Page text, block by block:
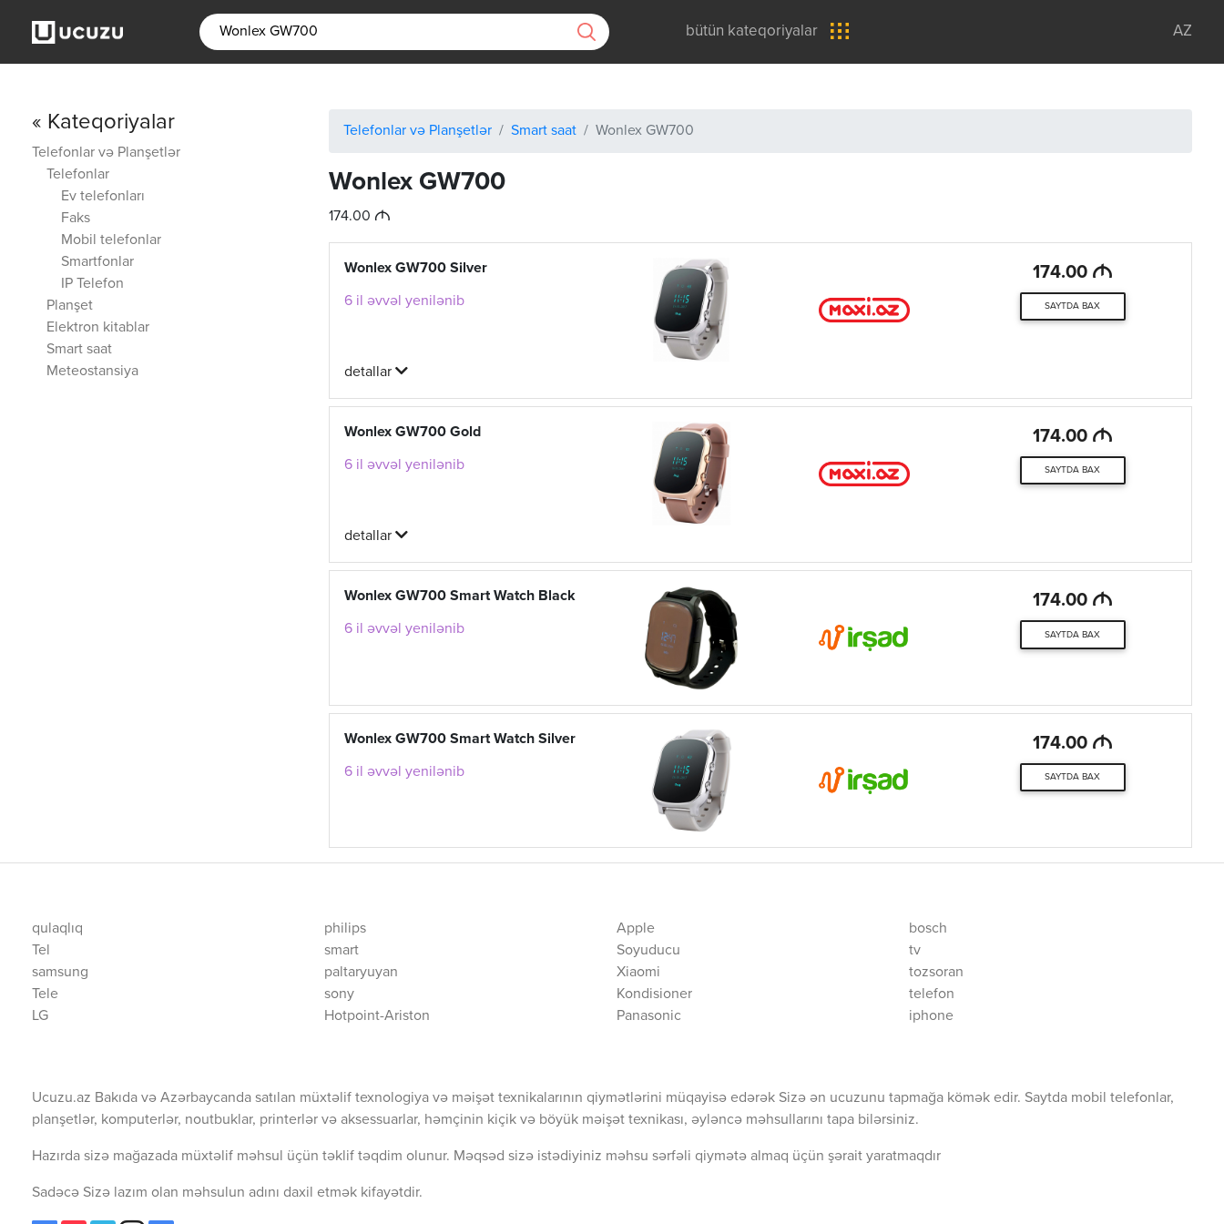
bütün kateqoriyalar AZ
« Kateqoriyalar
Telefonlar və Planşetlər
Telefonlar
Ev telefonları
Faks
Mobil telefonlar
Smartfonlar
IP Telefon
Planşet
Elektron kitablar
Smart saat
Meteostansiya
Telefonlar və Planşetlər Smart saat Wonlex GW700
Wonlex GW700
174.00 M
Wonlex GW700 Silver
6 il əvvəl yenilənib
174.00 M
SAYTDA BAX
detallar
Wonlex GW700 Gold
6 il əvvəl yenilənib
174.00 M
SAYTDA BAX
detallar
Wonlex GW700 Smart Watch Black
6 il əvvəl yenilənib
174.00 M
SAYTDA BAX
Wonlex GW700 Smart Watch Silver
6 il əvvəl yenilənib
174.00 M
SAYTDA BAX
qulaqlıq
Tel
samsung
Tele
LG
philips
smart
paltaryuyan
sony
Hotpoint-Ariston
Apple
Soyuducu
Xiaomi
Kondisioner
Panasonic
bosch
tv
tozsoran
telefon
iphone
Ucuzu.az Bakıda və Azərbaycanda satılan müxtəlif texnologiya və məişət texnikalarının qiymətlərini müqayisə edərək Sizə ən ucuzunu tapmağa kömək edir. Saytda mobil telefonlar,
planşetlər, komputerlər, noutbuklar, printerlər və aksessuarlar, həmçinin kiçik və böyük məişət texnikası, əyləncə məhsullarını tapa bilərsiniz.
Hazırda sizə mağazada müxtəlif məhsul üçün təklif təqdim olunur. Məqsəd sizə istədiyiniz məhsu sərfəli qiymətə almaq üçün şərait yaratmaqdır
Sadəcə Sizə lazım olan məhsulun adını daxil etmək kifayətdir.